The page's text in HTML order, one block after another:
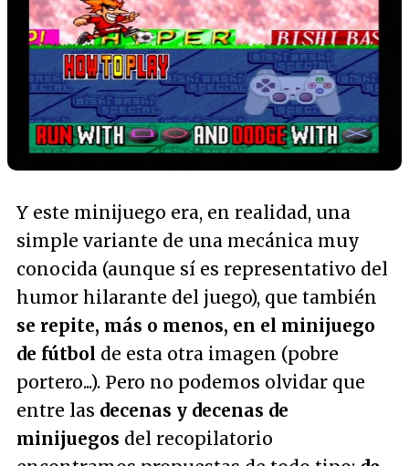
Y este minijuego era, en realidad, una
simple variante de una mecánica muy
conocida (aunque sí es representativo del
humor hilarante del juego), que también
se repite, más o menos, en el minijuego
de fútbol de esta otra imagen (pobre
portero...). Pero no podemos olvidar que
entre las decenas y decenas de
minijuegos del recopilatorio